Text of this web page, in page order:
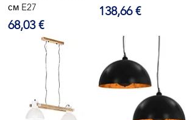
см E27
Цена
68,03 €
Цена
138,66 €